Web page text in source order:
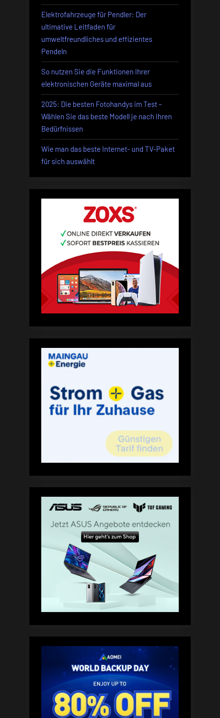
Preis“
Elektrofahrzeuge für Pendler: Der
ultimative Leitfaden für
umweltfreundliches und effizientes
Pendeln
So nutzen Sie die Funktionen Ihrer
elektronischen Geräte maximal aus
2025: Die besten Fotohandys im Test –
Wählen Sie das beste Modell je nach Ihren
Bedürfnissen
Wie man das beste Internet- und TV-Paket
für sich auswählt